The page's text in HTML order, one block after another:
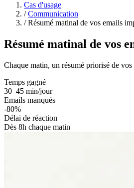
Cas d'usage
/Communication
/Résumé matinal de vos emails
Résumé matinal de vos
Chaque matin, un résumé priorisé de
Temps gagné
30–45 min/jour
Emails manqués
-80%
Délai de réaction
Dès 8h chaque matin